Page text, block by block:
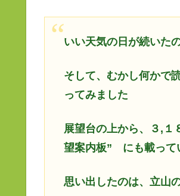
いい天気の日が続い
そして、むかし何かで
ってみました
展望台の上から、３,
望案内板” にも載って
思い出したのは、立山